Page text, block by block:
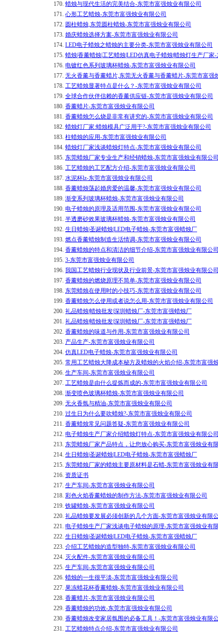
170. 蜡烛与现代生活的完美结合-东莞市富强烛业有限公司
171. 心形工艺蜡烛-东莞市富强烛业有限公司
172. 圆柱蜡烛,东莞圆柱蜡烛-东莞市富强烛业有限公司
173. 婚庆蜡烛选择方案-东莞市富强烛业有限公司
174. LED电子蜡烛之蜡烛的主要分类-东莞市富强烛业有限公司
175. 蜡烛|香薰蜡烛|工艺蜡烛|LED仿真电子蜡烛|蜡烛灯生产厂家
176. 电镀红色系列玻璃杯蜡烛-东莞市富强烛业有限公司
177. 无火香薰与香薰蜡片,东莞无火香薰与香薰蜡片-东莞市富强
178. 工艺蜡烛显著特点是什么？-东莞市富强烛业有限公司
179. 全球合作伙伴信赖的香薰供应链-东莞市富强烛业有限公司
180. 香薰蜡片-东莞市富强烛业有限公司
181. 香薰蜡烛怎么烧是非常有讲究的-东莞市富强烛业有限公司
182. 蜡烛灯厂家:蜡烛模具广泛用于?-东莞市富强烛业有限公司
183. 柱蜡烛的应用-东莞市富强烛业有限公司
184. 蜡烛灯厂家浅谈蜡烛灯特点-东莞市富强烛业有限公司
185. 东莞蜡烛厂家专业生产和经销蜡烛-东莞市富强烛业有限公
186. 工艺蜡烛的工艺配方介绍-东莞市富强烛业有限公司
187. 水泥杯lz-东莞市富强烛业有限公司
188. 香薰蜡烛荡起婚房爱的温馨-东莞市富强烛业有限公司
189. 渐变系列玻璃杯蜡烛-东莞市富强烛业有限公司
190. 电子蜡烛的原理及适用范围-东莞市富强烛业有限公司
191. 半透磨砂效果玻璃杯蜡烛-东莞市富强烛业有限公司
192. 生日蜡烛|圣诞蜡烛|LED电子蜡烛-东莞市富强蜡烛厂
193. 燃点香薰蜡烛制造生活情调-东莞市富强烛业有限公司
194. 香薰蜡烛的特点和清洁的细节介绍-东莞市富强烛业有限公
195. 3-东莞市富强烛业有限公司
196. 我国工艺蜡烛行业现状及行业前景-东莞市富强烛业有限公
197. 香薰蜡烛的燃烧原理不简单-东莞市富强烛业有限公司
198. 东莞蜡烛在使用时的小技巧-东莞市富强烛业有限公司
199. 香薰蜡烛怎么使用或者说怎么用-东莞市富强烛业有限公司
200. 礼品蜡烛|蜡烛批发|深圳蜡烛厂-东莞市富强蜡烛厂
201. 礼品蜡烛|蜡烛批发|深圳蜡烛厂-东莞市富强蜡烛厂
202. 香薰蜡烛的味道与作用-东莞市富强烛业有限公司
203. 产品生产-东莞市富强烛业有限公司
204. 仿真LED电子蜡烛-东莞市富强烛业有限公司
205. 常用工艺蜡烛大降成本秘方及蜡烛的火焰介绍-东莞市富强
206. 生产车间-东莞市富强烛业有限公司
207. 工艺蜡烛是由什么提炼而成的-东莞市富强烛业有限公司
208. 渐变喷色玻璃杯蜡烛-东莞市富强烛业有限公司
209. 无火香氛与精油-东莞市富强烛业有限公司
210. 过生日为什么要吹蜡烛?-东莞市富强烛业有限公司
211. 香薰蜡烛常见问题答疑-东莞市富强烛业有限公司
212. 电子蜡烛生产厂家介绍蜡烛灯特点-东莞市富强烛业有限公
213. 东莞蜡烛厂家产品特点，让您放心购买-东莞市富强烛业有
214. 生日蜡烛|圣诞蜡烛|LED电子蜡烛-东莞市富强蜡烛厂
215. 东莞蜡烛厂家的蜡烛主要原材料是石蜡-东莞市富强烛业有
216. 资质证书
217. 生产车间-东莞市富强烛业有限公司
218. 彩色火焰香薰蜡烛的制作方法-东莞市富强烛业有限公司
219. 铁罐蜡烛-东莞市富强烛业有限公司
220. 礼品蜡烛要发展必须创新的几个方面-东莞市富强烛业有限
221. 电子蜡烛生产厂家浅谈电子蜡烛的原理-东莞市富强烛业有
222. 生日蜡烛|圣诞蜡烛|LED电子蜡烛-东莞市富强蜡烛厂
223. 介绍工艺蜡烛的造型独特-东莞市富强烛业有限公司
224. 灭火配件-东莞市富强烛业有限公司
225. 生产车间-东莞市富强烛业有限公司
226. 蜡烛的一生很平淡-东莞市富强烛业有限公司
227. 果冻蜡花杯香薰蜡烛-东莞市富强烛业有限公司
228. 香薰蜡片-东莞市富强烛业有限公司
229. 香薰蜡烛的功效-东莞市富强烛业有限公司
230. 香薰蜡烛改变家居氛围的必备工具！-东莞市富强烛业有限
231. 工艺蜡烛特点介绍-东莞市富强烛业有限公司